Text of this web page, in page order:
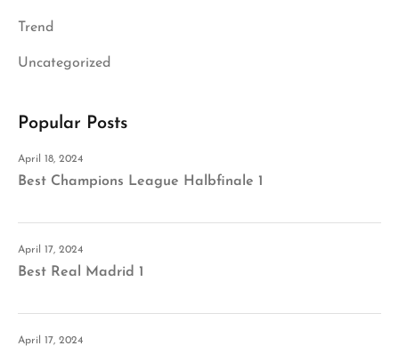
Trend
Uncategorized
Popular Posts
April 18, 2024
Best Champions League Halbfinale 1
April 17, 2024
Best Real Madrid 1
April 17, 2024